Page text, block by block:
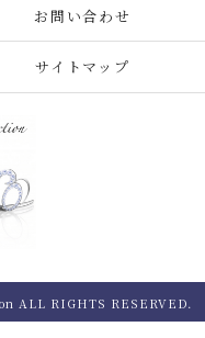
お問い合わせ
サイトマップ
ALL RIGHTS RESERVED.